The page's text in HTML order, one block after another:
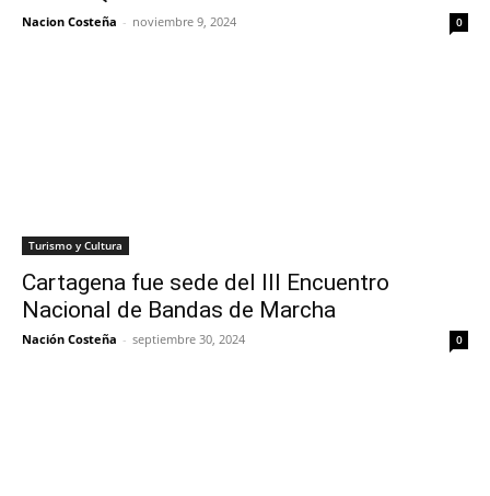
Nacion Costeña - noviembre 9, 2024 0
Turismo y Cultura
Cartagena fue sede del III Encuentro
Nacional de Bandas de Marcha
Nación Costeña - septiembre 30, 2024 0